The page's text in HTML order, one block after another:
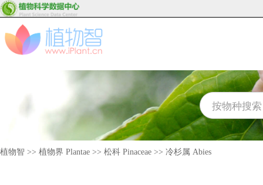
植物智 >> 植物界 Plantae >> 松科 Pinaceae >> 冷杉属 Abies